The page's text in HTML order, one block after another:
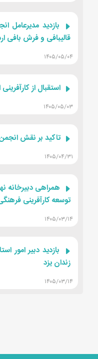
بازدید مدیرعامل
قالیبافی و فرش بافی
۱۴۰۵/۰۵/۰۴
استقبال از
۱۴۰۵/۰۵/۰۳
تاکید بر نقش
۱۴۰۵/۰۴/۳۱
همراهی دبیرخانه
توسعه کارآفرینی
۱۴۰۵/۰۳/۱۴
بازدید دبیر امور
زندان یزد
۱۴۰۵/۰۳/۱۴